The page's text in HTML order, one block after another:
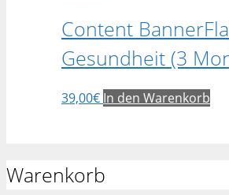
Content
Gesundheit (3
39,00€ In den Warenkorb
Warenkorb